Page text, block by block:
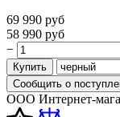
69 990 руб
58 990 руб
−
Купить
Сообщить о
ООО Интернет-